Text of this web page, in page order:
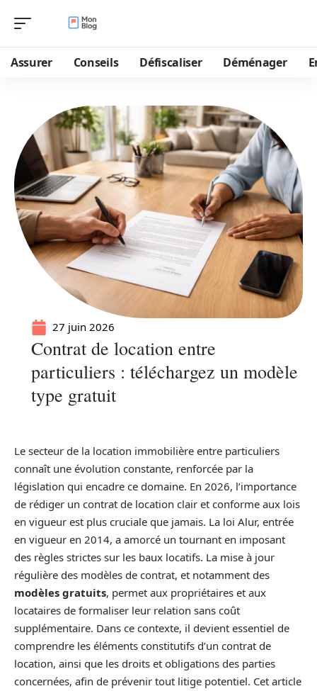
Assurer Conseils Défiscaliser Déménager
27 juin 2026
Contrat de location entre
particuliers : téléchargez un modèle
type gratuit
Le secteur de la location immobilière entre particuliers
connaît une évolution constante, renforcée par la
législation qui encadre ce domaine. En 2026, l’importance
de rédiger un contrat de location clair et conforme aux lois
en vigueur est plus cruciale que jamais. La loi Alur, entrée
en vigueur en 2014, a amorcé un tournant en imposant
des règles strictes sur les baux locatifs. La mise à jour
régulière des modèles de contrat, et notamment des
modèles gratuits, permet aux propriétaires et aux
locataires de formaliser leur relation sans coût
supplémentaire. Dans ce contexte, il devient essentiel de
comprendre les éléments constitutifs d’un contrat de
location, ainsi que les droits et obligations des parties
concernées, afin de prévenir tout litige potentiel. Cet article